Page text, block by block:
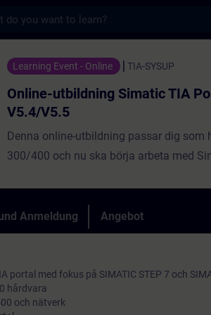
Simatic TIA Portal
Learning Event - Online TIA-SYSUP
Online-utbildning Simatic TIA
V5.4/V5.5
Denna online-utbildning passar dig som
300/400 och nu ska börja arbeta med
Anmeldung Angebot
portal med fokus på SIMATIC STEP 7 och
hårdvara
och nätverk